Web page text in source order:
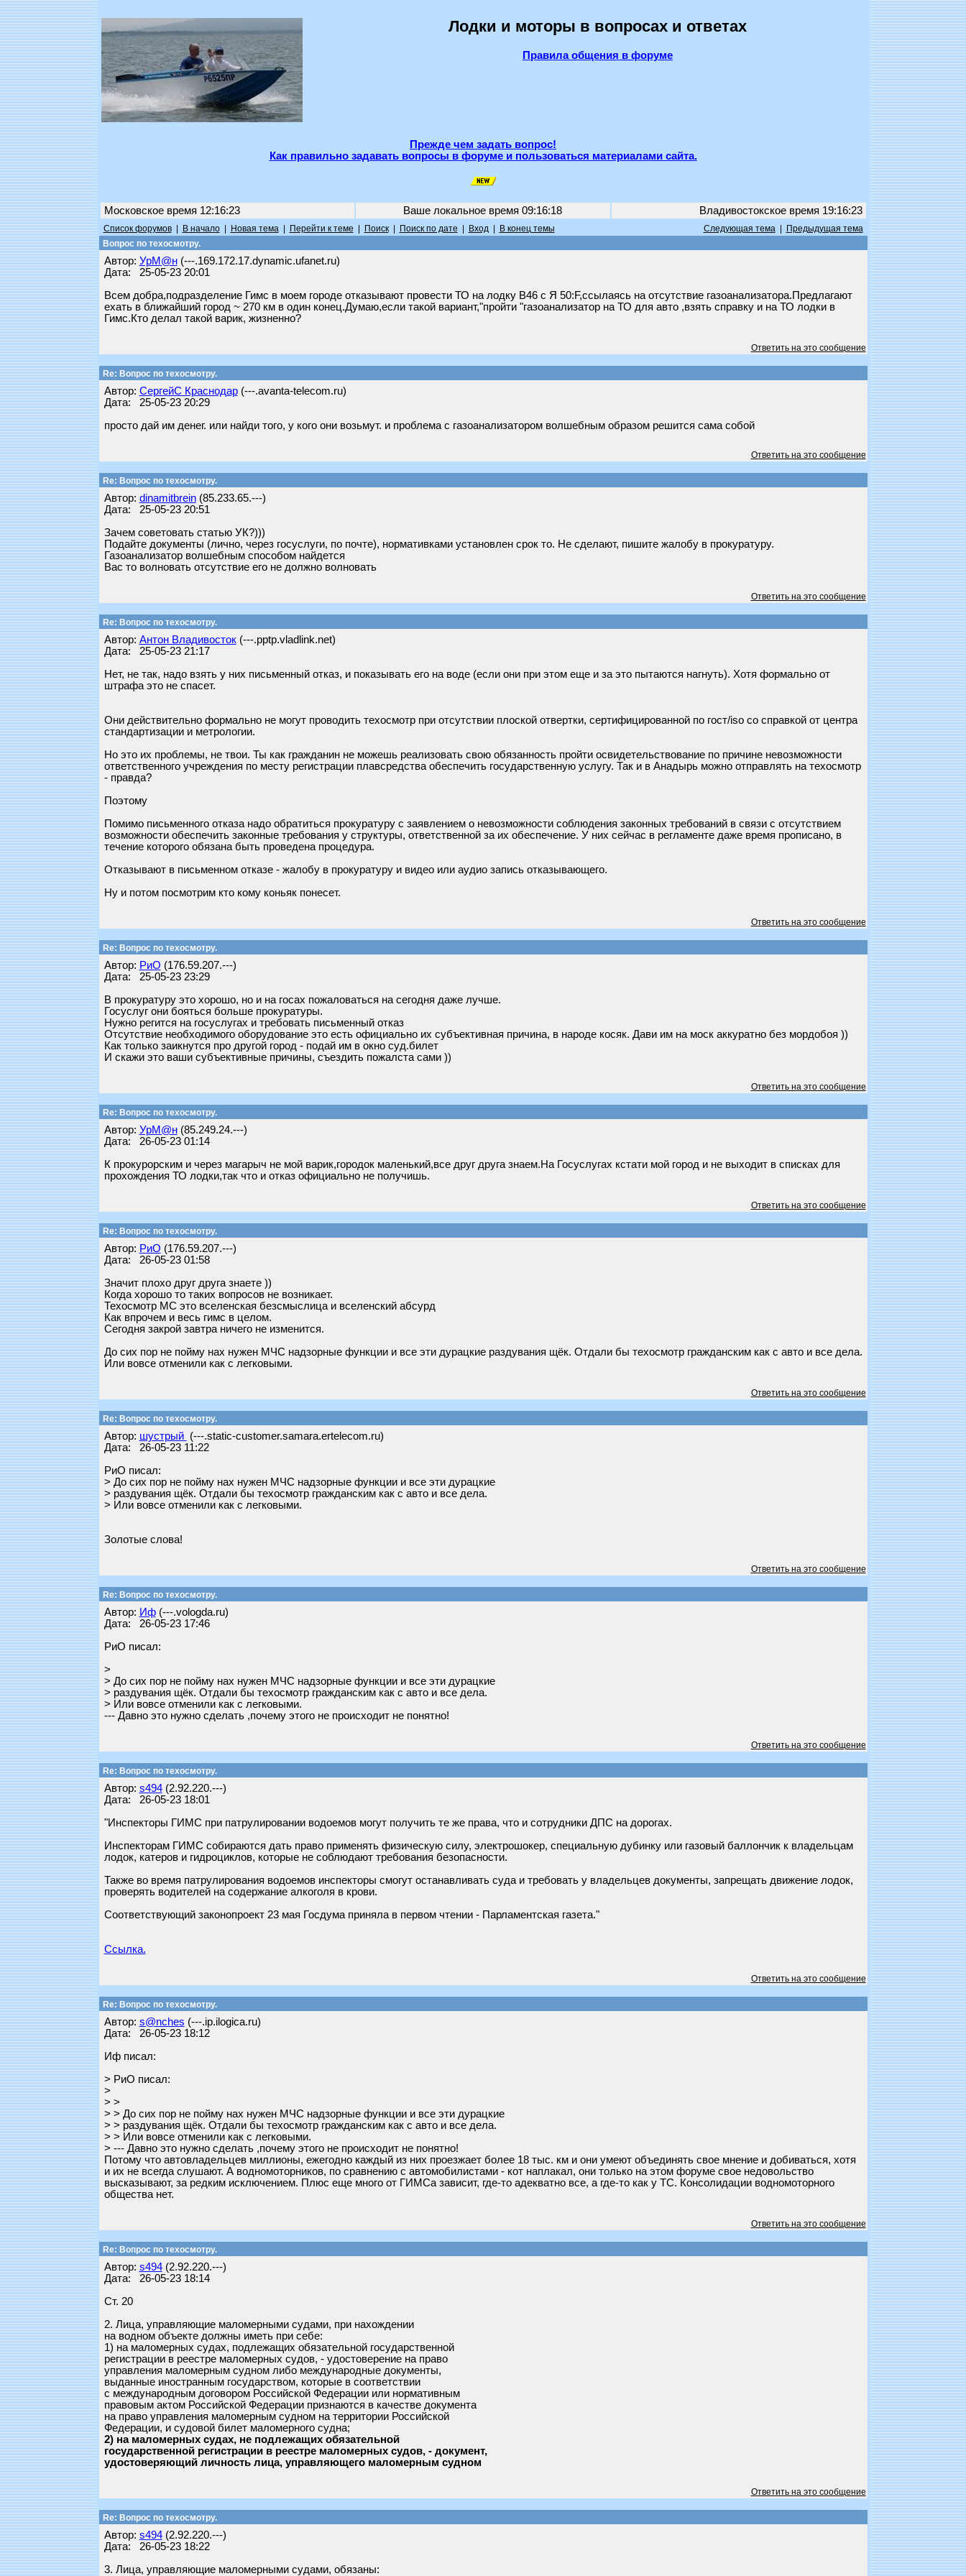
Лодки и моторы в вопросах и ответах
Правила общения в форуме
Прежде чем задать вопрос!
Как правильно задавать вопросы в форуме и пользоваться материалами сайта.
Московское время 12:16:23 Ваше локальное время 09:16:18 Владивостокское время 19:16:23
Список форумов| В начало| Новая тема| Перейти к теме Поиск| Поиск по дате Вход| В конец темы Следующая тема|
Предыдущая тема
Вопрос по техосмотру.
Автор: УрМ@н(---.169.172.17.dynamic.ufanet.ru)
Дата: 25-05-23 20:01
Всем добра,подразделение Гимс в моем городе отказывают провести ТО на лодку В46 с Я 50:F,ссылаясь на отсутствие газоанализатора.Предлагают
ехать в ближайший город ~ 270 км в один конец.Думаю,если такой вариант,"пройти "газоанализатор на ТО для авто ,взять справку и на ТО лодки в
Гимс.Кто делал такой варик, жизненно?
Ответить на это сообщение
Re: Вопрос по техосмотру.
Автор: СергейС Краснодар(---.avanta-telecom.ru)
Дата: 25-05-23 20:29
просто дай им денег. или найди того, у кого они возьмут. и проблема с газоанализатором волшебным образом решится сама собой
Ответить на это сообщение
Re: Вопрос по техосмотру.
Автор: dinamitbrein(85.233.65.---)
Дата: 25-05-23 20:51
Зачем советовать статью УК?)))
Подайте документы (лично, через госуслуги, по почте), нормативками установлен срок то. Не сделают, пишите жалобу в прокуратуру.
Газоанализатор волшебным способом найдется
Вас то волновать отсутствие его не должно волновать
Ответить на это сообщение
Re: Вопрос по техосмотру.
Автор: Антон Владивосток(---.pptp.vladlink.net)
Дата: 25-05-23 21:17
Нет, не так, надо взять у них письменный отказ, и показывать его на воде (если они при этом еще и за это пытаются нагнуть). Хотя формально от
штрафа это не спасет.
Они действительно формально не могут проводить техосмотр при отсутствии плоской отвертки, сертифицированной по гост/iso со справкой от центра
стандартизации и метрологии.
Но это их проблемы, не твои. Ты как гражданин не можешь реализовать свою обязанность пройти освидетельствование по причине невозможности
ответственного учреждения по месту регистрации плавсредства обеспечить государственную услугу. Так и в Анадырь можно отправлять на техосмотр
- правда?
Поэтому
Помимо письменного отказа надо обратиться прокуратуру с заявлением о невозможности соблюдения законных требований в связи с отсутствием
возможности обеспечить законные требования у структуры, ответственной за их обеспечение. У них сейчас в регламенте даже время прописано, в
течение которого обязана быть проведена процедура.
Отказывают в письменном отказе - жалобу в прокуратуру и видео или аудио запись отказывающего.
Ну и потом посмотрим кто кому коньяк понесет.
Ответить на это сообщение
Re: Вопрос по техосмотру.
Автор: РиО (176.59.207.---)
Дата: 25-05-23 23:29
В прокуратуру это хорошо, но и на госах пожаловаться на сегодня даже лучше.
Госуслуг они бояться больше прокуратуры.
Нужно регится на госуслугах и требовать письменный отказ
Отсутствие необходимого оборудование это есть официально их субъективная причина, в народе косяк. Дави им на моск аккуратно без мордобоя ))
Как только заикнутся про другой город - подай им в окно суд.билет
И скажи это ваши субъективные причины, съездить пожалста сами ))
Ответить на это сообщение
Re: Вопрос по техосмотру.
Автор: УрМ@н(85.249.24.---)
Дата: 26-05-23 01:14
К прокурорским и через магарыч не мой варик,городок маленький,все друг друга знаем.На Госуслугах кстати мой город и не выходит в списках для
прохождения ТО лодки,так что и отказ официально не получишь.
Ответить на это сообщение
Re: Вопрос по техосмотру.
Автор: РиО (176.59.207.---)
Дата: 26-05-23 01:58
Значит плохо друг друга знаете ))
Когда хорошо то таких вопросов не возникает.
Техосмотр МС это вселенская безсмыслица и вселенский абсурд
Как впрочем и весь гимс в целом.
Сегодня закрой завтра ничего не изменится.
До сих пор не пойму нах нужен МЧС надзорные функции и все эти дурацкие раздувания щёк. Отдали бы техосмотр гражданским как с авто и все дела.
Или вовсе отменили как с легковыми.
Ответить на это сообщение
Re: Вопрос по техосмотру.
Автор: шустрый (---.static-customer.samara.ertelecom.ru)
Дата: 26-05-23 11:22
РиО писал:
> До сих пор не пойму нах нужен МЧС надзорные функции и все эти дурацкие
> раздувания щёк. Отдали бы техосмотр гражданским как с авто и все дела.
> Или вовсе отменили как с легковыми.
Золотые слова!
Ответить на это сообщение
Re: Вопрос по техосмотру.
Автор: Иф(---.vologda.ru)
Дата: 26-05-23 17:46
РиО писал:
>
> До сих пор не пойму нах нужен МЧС надзорные функции и все эти дурацкие
> раздувания щёк. Отдали бы техосмотр гражданским как с авто и все дела.
> Или вовсе отменили как с легковыми.
--- Давно это нужно сделать ,почему этого не происходит не понятно!
Ответить на это сообщение
Re: Вопрос по техосмотру.
Автор: s494(2.92.220.---)
Дата: 26-05-23 18:01
"Инспекторы ГИМС при патрулировании водоемов могут получить те же права, что и сотрудники ДПС на дорогах.
Инспекторам ГИМС собираются дать право применять физическую силу, электрошокер, специальную дубинку или газовый баллончик к владельцам
лодок, катеров и гидроциклов, которые не соблюдают требования безопасности.
Также во время патрулирования водоемов инспекторы смогут останавливать суда и требовать у владельцев документы, запрещать движение лодок,
проверять водителей на содержание алкоголя в крови.
Соответствующий законопроект 23 мая Госдума приняла в первом чтении - Парламентская газета."
Ссылка.
Ответить на это сообщение
Re: Вопрос по техосмотру.
Автор: s@nches (---.ip.ilogica.ru)
Дата: 26-05-23 18:12
Иф писал:
> РиО писал:
>
> >
> > До сих пор не пойму нах нужен МЧС надзорные функции и все эти дурацкие
> > раздувания щёк. Отдали бы техосмотр гражданским как с авто и все дела.
> > Или вовсе отменили как с легковыми.
> --- Давно это нужно сделать ,почему этого не происходит не понятно!
Потому что автовладельцев миллионы, ежегодно каждый из них проезжает более 18 тыс. км и они умеют объединять свое мнение и добиваться, хотя
и их не всегда слушают. А водномоторников, по сравнению с автомобилистами - кот наплакал, они только на этом форуме свое недовольство
высказывают, за редким исключением. Плюс еще много от ГИМСа зависит, где-то адекватно все, а где-то как у ТС. Консолидации водномоторного
общества нет.
Ответить на это сообщение
Re: Вопрос по техосмотру.
Автор: s494(2.92.220.---)
Дата: 26-05-23 18:14
Ст. 20
2. Лица, управляющие маломерными судами, при нахождении
на водном объекте должны иметь при себе:
1) на маломерных судах, подлежащих обязательной государственной
регистрации в реестре маломерных судов, - удостоверение на право
управления маломерным судном либо международные документы,
выданные иностранным государством, которые в соответствии
с международным договором Российской Федерации или нормативным
правовым актом Российской Федерации признаются в качестве документа
на право управления маломерным судном на территории Российской
Федерации, и судовой билет маломерного судна;
2) на маломерных судах, не подлежащих обязательной
государственной регистрации в реестре маломерных судов, - документ,
удостоверяющий личность лица, управляющего маломерным судном
Ответить на это сообщение
Re: Вопрос по техосмотру.
Автор: s494(2.92.220.---)
Дата: 26-05-23 18:22
3. Лица, управляющие маломерными судами, обязаны: